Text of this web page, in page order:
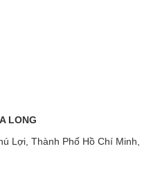
LONG
Lợi, Thành Phố Hồ Chí Minh,